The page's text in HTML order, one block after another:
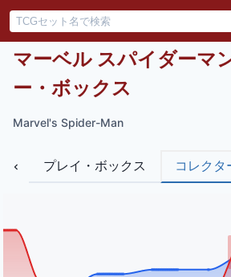
マーベル スパイダーマ
ー・ボックス
Marvel's Spider-Man
プレイ・ボックス コレクタ